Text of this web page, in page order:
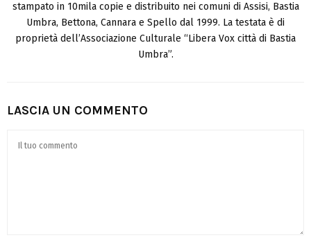
stampato in 10mila copie e distribuito nei comuni di Assisi, Bastia
Umbra, Bettona, Cannara e Spello dal 1999. La testata è di
proprietà dell’Associazione Culturale “Libera Vox città di Bastia
Umbra”.
LASCIA UN COMMENTO